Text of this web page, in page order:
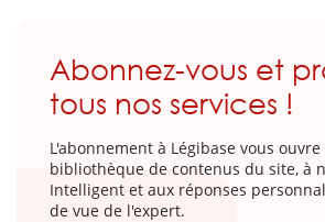
Abonnez-vous et
tous nos services !
L'abonnement à Légibase vous ouvre
bibliothèque de contenus du site, à
Intelligent et aux réponses
de vue de l'expert.